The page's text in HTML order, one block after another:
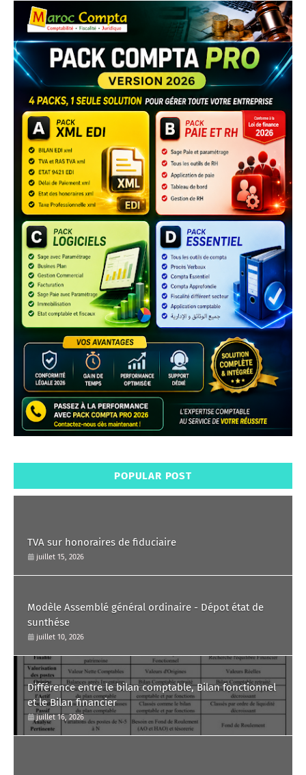
POPULAR POST
TVA sur honoraires de fiduciaire
juillet 15, 2026
Modèle Assemblé général ordinaire - Dépot état de
sunthése
juillet 10, 2026
Différence entre le bilan comptable, Bilan fonctionnel
et le Bilan financier
juillet 16, 2026